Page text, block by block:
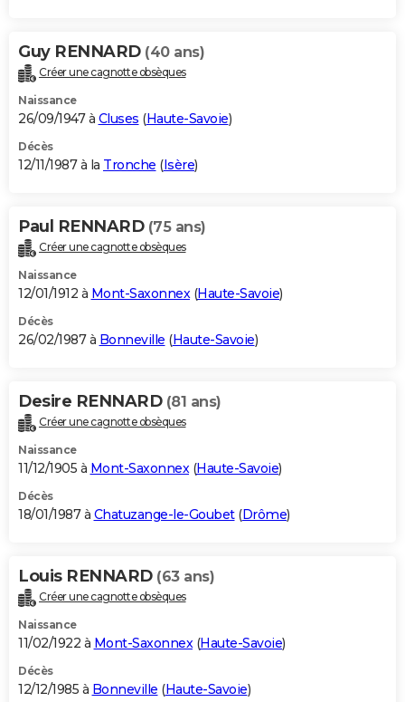
Guy RENNARD (40 ans)
Créer une cagnotte obsèques
Naissance
26/09/1947 à Cluses (Haute-Savoie)
Décès
12/11/1987 à la Tronche (Isère)
Paul RENNARD (75 ans)
Créer une cagnotte obsèques
Naissance
12/01/1912 à Mont-Saxonnex(Haute-Savoie)
Décès
26/02/1987 à Bonneville (Haute-Savoie)
Desire RENNARD (81 ans)
Créer une cagnotte obsèques
Naissance
11/12/1905 à Mont-Saxonnex(Haute-Savoie)
Décès
18/01/1987 à Chatuzange-le-Goubet(Drôme)
Louis RENNARD (63 ans)
Créer une cagnotte obsèques
Naissance
11/02/1922 à Mont-Saxonnex(Haute-Savoie)
Décès
12/12/1985 à Bonneville (Haute-Savoie)